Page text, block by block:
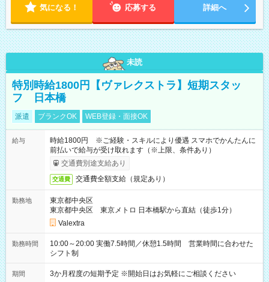
気になる！ 応募する 詳細へ
未読
特別時給1800円【ヴァレクストラ】短期スタッ
フ 日本橋
派遣 ブランクOK WEB登録・面接OK
給与
時給1800円 ※ご経験・スキルにより優遇 スマホでかんたんに
前払いで給与が受け取れます（※上限、条件あり）
交通費別途支給あり
交通費 交通費全額支給（規定あり）
勤務地
東京都中央区
東京都中央区 東京メトロ 日本橋駅から直結（徒歩1分）
Valextra
勤務時間
10:00～20:00 実働7.5時間／休憩1.5時間 営業時間に合わせた
シフト制
期間 3か月程度の短期予定 ※開始日はお気軽にご相談ください